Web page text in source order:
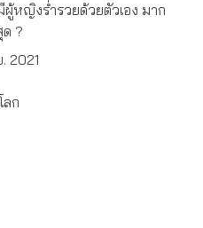
หญิงร่ำรวยด้วยตัวเอง มาก
?
2021